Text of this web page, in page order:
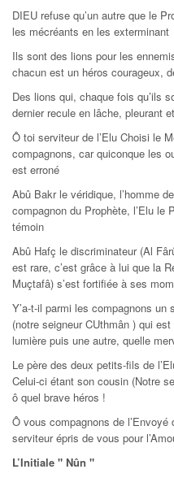
DIEU refuse qu’un autre que le
les mécréants en les exterminant
Ils sont des lions pour les
chacun est un héros courageux,
Des lions qui, chaque fois qu’ils
dernier recule en lâche, pleurant
Ô toi serviteur de l’Elu Choisi le
compagnons, car quiconque les
est erroné
Abû Bakr le véridique, l’homme
compagnon du Prophète, l’Elu
témoin
Abû Hafç le discriminateur (Al
est rare, c’est grâce à lui que la
Muçtafâ) s’est fortifiée à ses
Y’a-t-il parmi les compagnons
(notre seigneur CUthmân ) qui
lumière puis une autre, quelle
Le père des deux petits-fils de
Celui-ci étant son cousin (Notre
ô quel brave héros !
Ô vous compagnons de
serviteur épris de vous pour
L’Initiale " Nûn "